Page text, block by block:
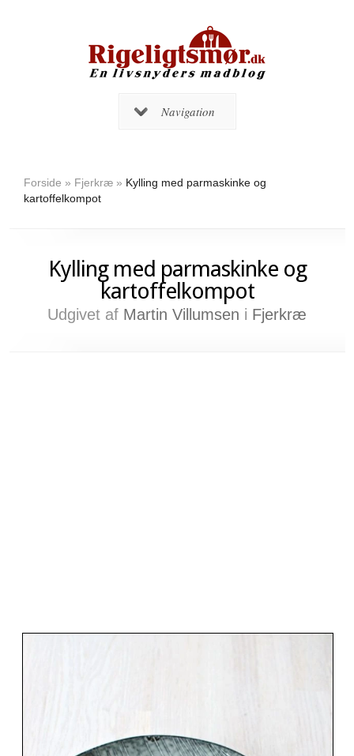
Navigation
Forside » Fjerkræ » Kylling med parmaskinke og
kartoffelkompot
Kylling med parmaskinke og
kartoffelkompot
Udgivet af Martin Villumsen i Fjerkræ